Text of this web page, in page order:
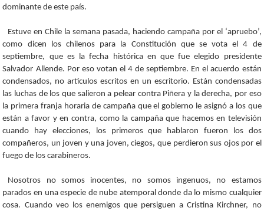
dominante de este país.
Estuve en Chile la semana pasada, haciendo campaña por el ‘apruebo’,
como dicen los chilenos para la Constitución que se vota el 4 de
septiembre, que es la fecha histórica en que fue elegido presidente
Salvador Allende. Por eso votan el 4 de septiembre. En el acuerdo están
condensados, no artículos escritos en un escritorio. Están condensadas
las luchas de los que salieron a pelear contra Piñera y la derecha, por eso
la primera franja horaria de campaña que el gobierno le asignó a los que
están a favor y en contra, como la campaña que hacemos en televisión
cuando hay elecciones, los primeros que hablaron fueron los dos
compañeros, un joven y una joven, ciegos, que perdieron sus ojos por el
fuego de los carabineros.
Nosotros no somos inocentes, no somos ingenuos, no estamos
parados en una especie de nube atemporal donde da lo mismo cualquier
cosa. Cuando veo los enemigos que persiguen a Cristina Kirchner, no